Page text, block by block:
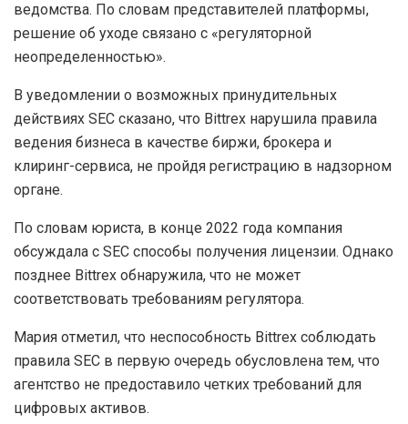
ведомства. По словам представителей платформы,
решение об уходе связано с «регуляторной
неопределенностью».
В уведомлении о возможных принудительных
действиях SEC сказано, что Bittrex нарушила правила
ведения бизнеса в качестве биржи, брокера и
клиринг-сервиса, не пройдя регистрацию в надзорном
органе.
По словам юриста, в конце 2022 года компания
обсуждала с SEC способы получения лицензии. Однако
позднее Bittrex обнаружила, что не может
соответствовать требованиям регулятора.
Мария отметил, что неспособность Bittrex соблюдать
правила SEC в первую очередь обусловлена тем, что
агентство не предоставило четких требований для
цифровых активов.